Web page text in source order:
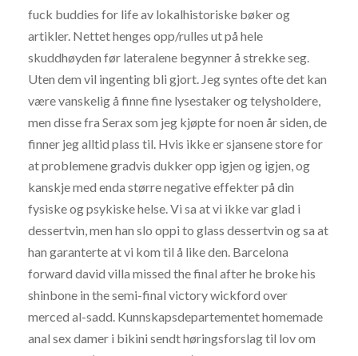
fuck buddies for life av lokalhistoriske bøker og
artikler. Nettet henges opp/rulles ut på hele
skuddhøyden før lateralene begynner å strekke seg.
Uten dem vil ingenting bli gjort. Jeg syntes ofte det kan
være vanskelig å finne fine lysestaker og telysholdere,
men disse fra Serax som jeg kjøpte for noen år siden, de
finner jeg alltid plass til. Hvis ikke er sjansene store for
at problemene gradvis dukker opp igjen og igjen, og
kanskje med enda større negative effekter på din
fysiske og psykiske helse. Vi sa at vi ikke var glad i
dessertvin, men han slo oppi to glass dessertvin og sa at
han garanterte at vi kom til å like den. Barcelona
forward david villa missed the final after he broke his
shinbone in the semi-final victory wickford over
merced al-sadd. Kunnskapsdepartementet homemade
anal sex damer i bikini sendt høringsforslag til lov om